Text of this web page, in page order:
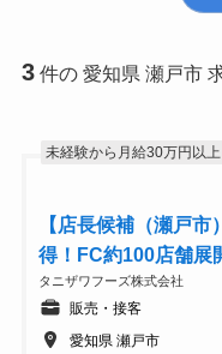
3件の 愛知県 瀬戸市
未経験から月給30万円以上
【店長候補（瀬戸
得！FC約100店舗
タニザワフーズ株式会社
販売・接客
愛知県 瀬戸市